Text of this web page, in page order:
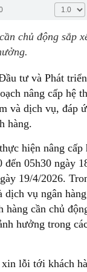
chủ động sắp
tư và Phát
nâng cấp hệ
và dịch vụ, đáp
hàng.
hiện nâng cấp
05h30 ngày
19/4/2026.
dịch vụ ngân
hàng cần chủ
hưởng trong
lỗi tới khách